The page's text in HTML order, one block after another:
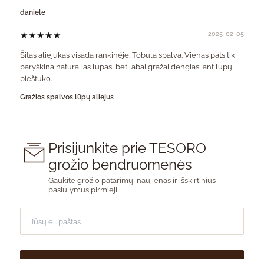
daniele
★★★★★ 2025-02-05
Šitas aliejukas visada rankinėje. Tobula spalva. Vienas pats tik
paryškina naturalias lūpas, bet labai gražai dengiasi ant lūpų
pieštuko.
Gražios spalvos lūpų aliejus
Prisijunkite prie TESORO
grožio bendruomenės
Gaukite grožio patarimų, naujienas ir išskirtinius
pasiūlymus pirmieji.